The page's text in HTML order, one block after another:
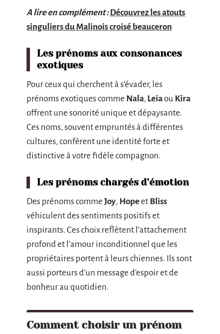
A lire en complément : Découvrez les atouts
singuliers du Malinois croisé beauceron
Les prénoms aux consonances
exotiques
Pour ceux qui cherchent à s’évader, les
prénoms exotiques comme Nala, Leiaou Kira
offrent une sonorité unique et dépaysante.
Ces noms, souvent empruntés à différentes
cultures, confèrent une identité forte et
distinctive à votre fidèle compagnon.
Les prénoms chargés d’émotion
Des prénoms comme Joy, Hopeet Bliss
véhiculent des sentiments positifs et
inspirants. Ces choix reflètent l’attachement
profond et l’amour inconditionnel que les
propriétaires portent à leurs chiennes. Ils sont
aussi porteurs d’un message d’espoir et de
bonheur au quotidien.
Comment choisir un prénom